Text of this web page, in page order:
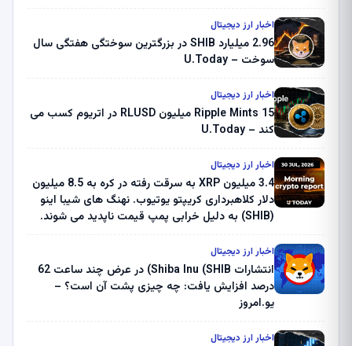
اخبار ارز دیجیتال
2.96 میلیارد SHIB در بزرگترین سوختگی هفتگی سال
سوخت – U.Today
اخبار ارز دیجیتال
Ripple Mints 15 میلیون RLUSD در اتریوم کسب می
کند – U.Today
اخبار ارز دیجیتال
3.4 میلیون XRP به سرقت رفته در کره به 8.5 میلیون
دلار کلاهبرداری کریپتو یوتیوب. نهنگ های شیبا اینو
(SHIB) به دلیل خرابی پمپ قیمت ناپدید می شوند.
ثبت کرد – گزارش کریپتو صبح – U.Today
اخبار ارز دیجیتال
انتشارات Shiba Inu (SHIB) در عرض چند ساعت 62
درصد افزایش یافت: چه چیزی پشت آن است؟ –
یو.امروز
اخبار ارز دیجیتال